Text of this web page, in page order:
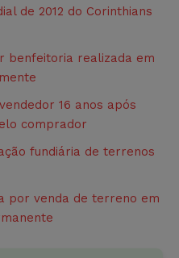
de 2012 do Corinthians
benfeitoria realizada em
16 anos após
comprador
fundiária de terrenos
por venda de terreno em